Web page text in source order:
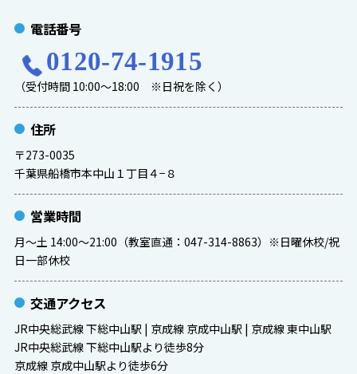
電話番号
0120-74-1915
（受付時間 10:00～18:00 ※日祝を除く）
住所
〒273-0035
千葉県船橋市本中山１丁目４−８
営業時間
月～土 14:00～21:00（教室直通：047-314-8863）※日曜休校/祝
日一部休校
交通アクセス
JR中央総武線 下総中山駅 | 京成線 京成中山駅 | 京成線 東中山駅
JR中央総武線 下総中山駅より徒歩8分
京成線 京成中山駅より徒歩6分